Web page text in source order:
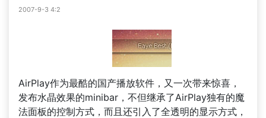
2007-9-3 4:2
AirPlay作为最酷的国产播放软件，又一次带来惊喜，
发布水晶效果的minibar，不但继承了AirPlay独有的魔
法面板的控制方式，而且还引入了全透明的显示方式，